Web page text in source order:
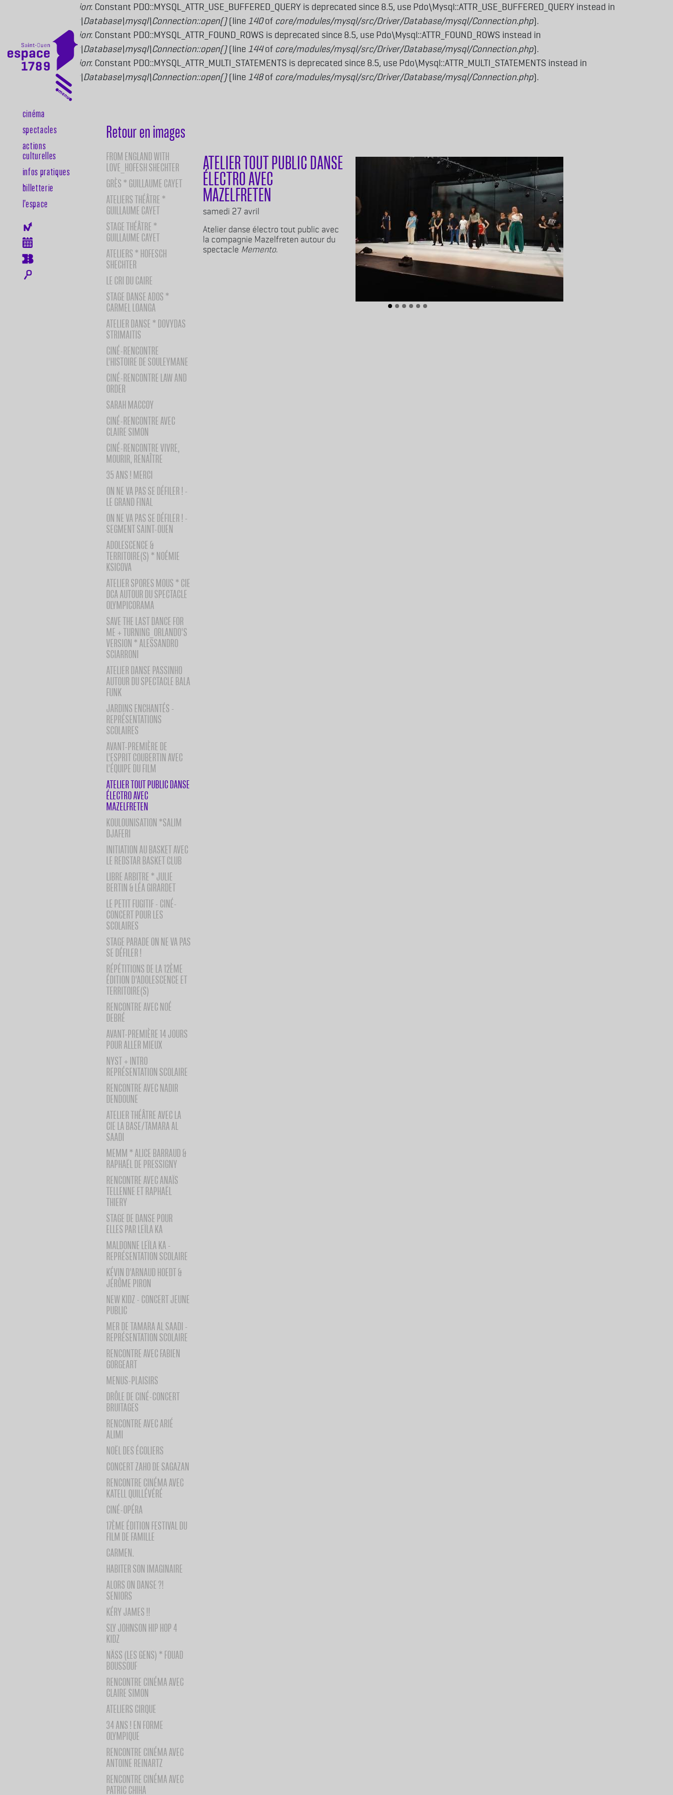
Deprecated function: Constant PDO::MYSQL_ATTR_USE_BUFFERED_QUERY is deprecated since 8.5, use Pdo\Mysql::ATTR_USE_BUFFERED_QUERY instead in
Drupal\mysql\Driver\Database\mysql\Connection::open()(line 140of core/modules/mysql/src/Driver/Database/mysql/Connection.php).
Deprecated function: Constant PDO::MYSQL_ATTR_FOUND_ROWS is deprecated since 8.5, use Pdo\Mysql::ATTR_FOUND_ROWS instead in
Drupal\mysql\Driver\Database\mysql\Connection::open()(line 144of core/modules/mysql/src/Driver/Database/mysql/Connection.php).
Deprecated function: Constant PDO::MYSQL_ATTR_MULTI_STATEMENTS is deprecated since 8.5, use Pdo\Mysql::ATTR_MULTI_STATEMENTS instead in
Drupal\mysql\Driver\Database\mysql\Connection::open()(line 148of core/modules/mysql/src/Driver/Database/mysql/Connection.php).
Aller au contenu principal
Navigation principale
Cinéma
Spectacles
Actions
culturelles
Infos pratiques
Billetterie
l’espace
Menu icones
Retour en images
FROM ENGLAND WITH
LOVE_HOFESH SHECHTER
GRÈS * GUILLAUME CAYET
ATELIERS THÉÂTRE *
GUILLAUME CAYET
STAGE THÉÂTRE *
GUILLAUME CAYET
ATELIERS * HOFESCH
SHECHTER
LE CRI DU CAIRE
STAGE DANSE ADOS *
CARMEL LOANGA
ATELIER DANSE * DOVYDAS
STRIMAITIS
CINÉ-RENCONTRE
L'HISTOIRE DE SOULEYMANE
CINÉ-RENCONTRE LAW AND
ORDER
SARAH MACCOY
CINÉ-RENCONTRE AVEC
CLAIRE SIMON
CINÉ-RENCONTRE VIVRE,
MOURIR, RENAÎTRE
35 ANS ! MERCI
ON NE VA PAS SE DÉFILER ! -
LE GRAND FINAL
ON NE VA PAS SE DÉFILER ! -
SEGMENT SAINT-OUEN
ADOLESCENCE &
TERRITOIRE(S) * NOÉMIE
KSICOVA
ATELIER SPORES MOUS * CIE
DCA AUTOUR DU SPECTACLE
OLYMPICORAMA
SAVE THE LAST DANCE FOR
ME + TURNING_ORLANDO'S
VERSION * ALESSANDRO
SCIARRONI
ATELIER DANSE PASSINHO
AUTOUR DU SPECTACLE BALA
FUNK
JARDINS ENCHANTÉS -
REPRÉSENTATIONS
SCOLAIRES
AVANT-PREMIÈRE DE
L'ESPRIT COUBERTIN AVEC
L'ÉQUIPE DU FILM
ATELIER TOUT PUBLIC DANSE
ÉLECTRO AVEC
MAZELFRETEN
KOULOUNISATION *SALIM
DJAFERI
INITIATION AU BASKET AVEC
LE REDSTAR BASKET CLUB
LIBRE ARBITRE * JULIE
BERTIN & LÉA GIRARDET
LE PETIT FUGITIF - CINÉ-
CONCERT POUR LES
SCOLAIRES
STAGE PARADE ON NE VA PAS
SE DÉFILER !
RÉPÉTITIONS DE LA 12ÈME
ÉDITION D'ADOLESCENCE ET
TERRITOIRE(S)
RENCONTRE AVEC NOÉ
DEBRÉ
AVANT-PREMIÈRE 14 JOURS
POUR ALLER MIEUX
NYST + INTRO
REPRÉSENTATION SCOLAIRE
RENCONTRE AVEC NADIR
DENDOUNE
ATELIER THÉÂTRE AVEC LA
CIE LA BASE/TAMARA AL
SAADI
MEMM * ALICE BARRAUD &
RAPHAËL DE PRESSIGNY
RENCONTRE AVEC ANAÏS
TELLENNE ET RAPHAËL
THIERY
STAGE DE DANSE POUR
ELLES PAR LEÏLA KA
MALDONNE LEÏLA KA -
REPRÉSENTATION SCOLAIRE
KÉVIN D'ARNAUD HOEDT &
JÉRÔME PIRON
NEW KIDZ - CONCERT JEUNE
PUBLIC
MER DE TAMARA AL SAADI -
REPRÉSENTATION SCOLAIRE
RENCONTRE AVEC FABIEN
GORGEART
MENUS-PLAISIRS
DRÔLE DE CINÉ-CONCERT
BRUITAGES
RENCONTRE AVEC ARIÉ
ALIMI
NOËL DES ÉCOLIERS
CONCERT ZAHO DE SAGAZAN
RENCONTRE CINÉMA AVEC
KATELL QUILLÉVÉRÉ
CINÉ-OPÉRA
17ÈME ÉDITION FESTIVAL DU
FILM DE FAMILLE
CARMEN.
HABITER SON IMAGINAIRE
ALORS ON DANSE ?!
SENIORS
KÉRY JAMES !!
SLY JOHNSON HIP HOP 4
KIDZ
NÄSS (LES GENS) * FOUAD
BOUSSOUF
RENCONTRE CINÉMA AVEC
CLAIRE SIMON
ATELIERS CIRQUE
34 ANS ! EN FORME
OLYMPIQUE
RENCONTRE CINÉMA AVEC
ANTOINE REINARTZ
RENCONTRE CINÉMA AVEC
PATRIC CHIHA
ATELIER TOUT PUBLIC DANSE
ÉLECTRO AVEC
MAZELFRETEN
Body
samedi 27 avril
Atelier danse électro tout public avec
la compagnie Mazelfreten autour du
spectacle Memento.